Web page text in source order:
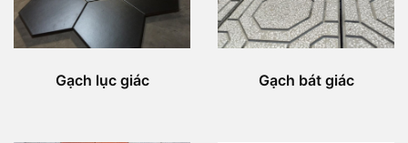
Gạch lục giác Gạch bát giác